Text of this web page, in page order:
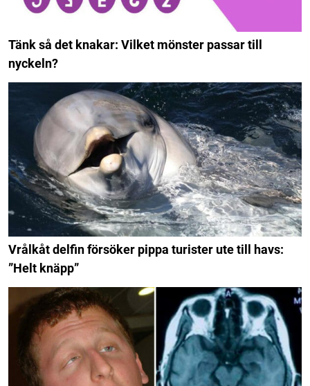
Tänk så det knakar: Vilket mönster passar till
nyckeln?
Vrålkåt delfin försöker pippa turister ute till havs:
”Helt knäpp”